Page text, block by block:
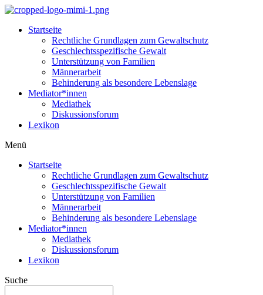
Startseite
Rechtliche Grundlagen zum Gewaltschutz
Geschlechtsspezifische Gewalt
Unterstützung von Familien
Männerarbeit
Behinderung als besondere Lebenslage
Mediator*innen
Mediathek
Diskussionsforum
Lexikon
Menü
Startseite
Rechtliche Grundlagen zum Gewaltschutz
Geschlechtsspezifische Gewalt
Unterstützung von Familien
Männerarbeit
Behinderung als besondere Lebenslage
Mediator*innen
Mediathek
Diskussionsforum
Lexikon
Suche